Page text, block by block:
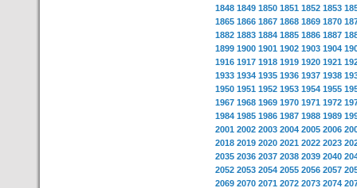
1848 1849 1850 1851 1852 1853
1865 1866 1867 1868 1869 1870
1882 1883 1884 1885 1886 1887
1899 1900 1901 1902 1903 1904
1916 1917 1918 1919 1920 1921
1933 1934 1935 1936 1937 1938
1950 1951 1952 1953 1954 1955
1967 1968 1969 1970 1971 1972
1984 1985 1986 1987 1988 1989
2001 2002 2003 2004 2005 2006
2018 2019 2020 2021 2022 2023
2035 2036 2037 2038 2039 2040
2052 2053 2054 2055 2056 2057
2069 2070 2071 2072 2073 2074